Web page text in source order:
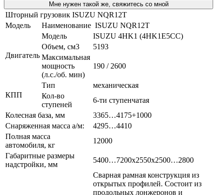
Мне нужен такой же, свяжитесь со мной
Шторный грузовик ISUZU NQR12T
Модель
Наименование ISUZU NQR12T
Двигатель
Модель
ISUZU 4HK1 (4HK1E5CC)
Объем, см3
5193
Максимальная
мощность
(л.с./об. мин)
190 / 2600
КПП
Тип
механическая
Кол-во
ступеней
6-ти ступенчатая
Колесная база, мм
3365…4175+1000
Снаряженная масса а/м:
4295…4410
Полная масса
автомобиля, кг
12000
Габаритные размеры
надстройки, мм
5400…7200х2550х2500…2800
Сварная рамная конструкция из
открытых профилей. Состоит из
продольных лонжеронов и